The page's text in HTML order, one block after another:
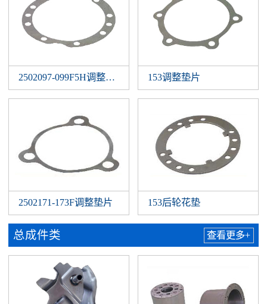
2502097-099F5H调整垫片 153调整垫片
2502171-173F调整垫片 153后轮花垫
总成件类 查看更多+